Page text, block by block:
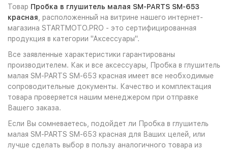
Товар Пробка в глушитель малая SM-PARTS SM-653
красная , расположенный на витрине нашего интернет-
магазина STARTMOTO.PRO - это сертифицированная
продукция в категории "Аксессуары".
Все заявленные характеристики гарантированы
производителем. Как и все аксессуары, Пробка в глушитель
малая SM-PARTS SM-653 красная имеет все необходимые
сопроводительные документы. Качество и комплектация
товара проверяется нашим менеджером при отправке
Вашего заказа.
Если Вы сомневаетесь, подойдет ли Пробка в глушитель
малая SM-PARTS SM-653 красная для Ваших целей, или
лучше сделать выбор в пользу аналогичного товара из